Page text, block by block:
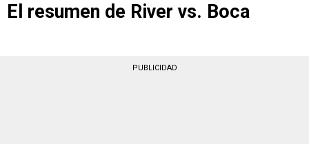
El resumen de River vs. Boca
PUBLICIDAD